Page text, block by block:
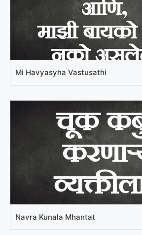
Mi Havyasyha Vastusathi
Navra Kunala Mhantat